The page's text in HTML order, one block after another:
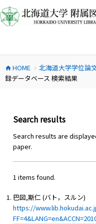
ン
テ
ス
キ
home HOME chevron_right 北海道大学学位論
録データベース 検索結果
Search results
Search results are
paper.
1 items found.
巴図,斯仁 (バト，スルン)
https://